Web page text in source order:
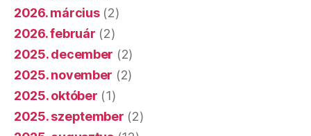
2026. március(2)
2026. február (2)
2025. december (2)
2025. november (2)
2025. október (1)
2025. szeptember (2)